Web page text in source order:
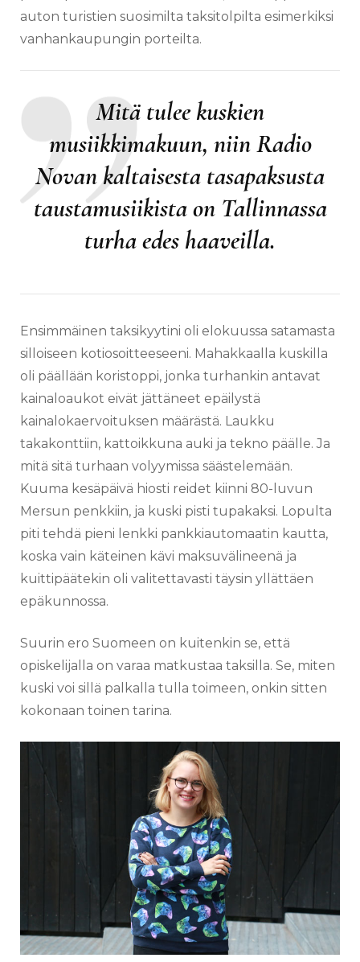
auton turistien suosimilta taksitolpilta esimerkiksi
vanhankaupungin porteilta.
Mitä tulee kuskien
musiikkimakuun, niin Radio
Novan kaltaisesta tasapaksusta
taustamusiikista on Tallinnassa
turha edes haaveilla.
Ensimmäinen taksikyytini oli elokuussa satamasta
silloiseen kotiosoitteeseeni. Mahakkaalla kuskilla
oli päällään koristoppi, jonka turhankin antavat
kainaloaukot eivät jättäneet epäilystä
kainalokaervoituksen määrästä. Laukku
takakonttiin, kattoikkuna auki ja tekno päälle. Ja
mitä sitä turhaan volyymissa säästelemään.
Kuuma kesäpäivä hiosti reidet kiinni 80-luvun
Mersun penkkiin, ja kuski pisti tupakaksi. Lopulta
piti tehdä pieni lenkki pankkiautomaatin kautta,
koska vain käteinen kävi maksuvälineenä ja
kuittipäätekin oli valitettavasti täysin yllättäen
epäkunnossa.
Suurin ero Suomeen on kuitenkin se, että
opiskelijalla on varaa matkustaa taksilla. Se, miten
kuski voi sillä palkalla tulla toimeen, onkin sitten
kokonaan toinen tarina.